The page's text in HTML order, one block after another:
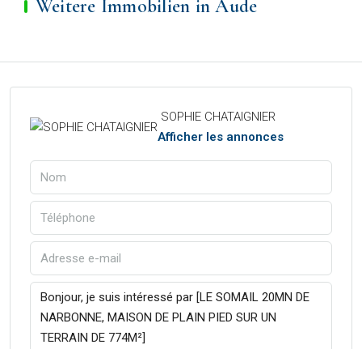
Weitere Immobilien in Aude
SOPHIE CHATAIGNIER
Afficher les annonces